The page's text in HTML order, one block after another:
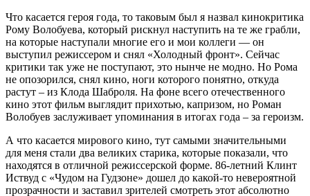
Что касается героя года, то таковым был я назвал кинокритика
Рому Волобуева, который рискнул наступить на те же грабли,
на которые наступали многие его и мои коллеги — он
выступил режиссером и снял «Холодный фронт». Сейчас
критики так уже не поступают, это нынче не модно. Но Рома
не опозорился, снял кино, ноги которого понятно, откуда
растут – из Клода Шаброля. На фоне всего отечественного
кино этот фильм выглядит прихотью, капризом, но Роман
Волобуев заслуживает упоминания в итогах года – за героизм.
А что касается мирового кино, тут самыми значительными
для меня стали два великих старика, которые показали, что
находятся в отличной режиссерской форме. 86-летний Клинт
Иствуд с «Чудом на Гудзоне» дошел до какой-то невероятной
прозрачности и заставил зрителей смотреть этот абсолютно